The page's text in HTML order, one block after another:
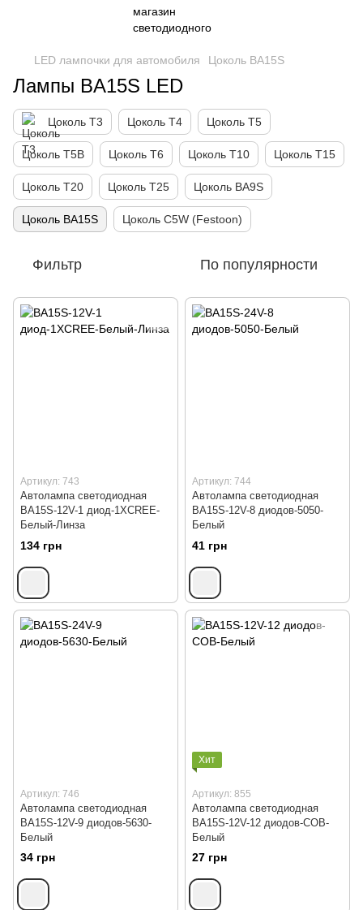
LED лампочки для автомобиля Цоколь BA15S
Лампы BA15S LED
Цоколь Т3 Цоколь Т4 Цоколь Т5
Цоколь Т5B Цоколь Т6 Цоколь Т10 Цоколь Т15
Цоколь Т20 Цоколь Т25 Цоколь BA9S
Цоколь BA15S Цоколь C5W (Festoon)
Фильтр По популярности
Артикул: 743
Автолампа светодиодная
BA15S-12V-1 диод-1XCREE-
Белый-Линза
134 грн
Артикул: 744
Автолампа светодиодная
BA15S-12V-8 диодов-5050-
Белый
41 грн
Артикул: 746
Автолампа светодиодная
BA15S-12V-9 диодов-5630-
Белый
34 грн
Хит
Артикул: 855
Автолампа светодиодная
BA15S-12V-12 диодов-СОВ-
Белый
27 грн